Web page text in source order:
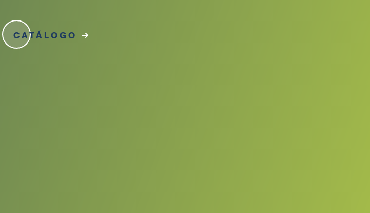
CATÁLOGO